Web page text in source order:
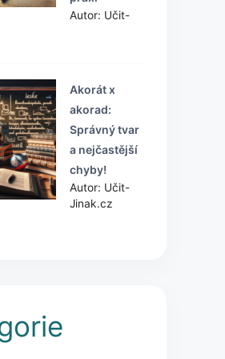
Autor: Učit-
Akorát x
akorad:
Správný tvar
a nejčastější
chyby!
Autor: Učit-
Jinak.cz